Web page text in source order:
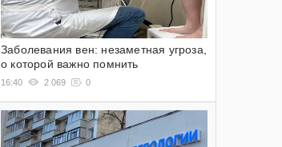
Заболевания вен: незаметная угроза,
о которой важно помнить
16:40 2 069 0